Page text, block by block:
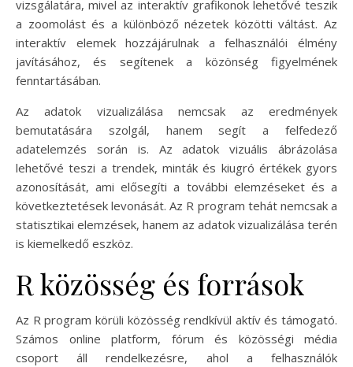
vizsgálatára, mivel az interaktív grafikonok lehetővé teszik
a zoomolást és a különböző nézetek közötti váltást. Az
interaktív elemek hozzájárulnak a felhasználói élmény
javításához, és segítenek a közönség figyelmének
fenntartásában.
Az adatok vizualizálása nemcsak az eredmények
bemutatására szolgál, hanem segít a felfedező
adatelemzés során is. Az adatok vizuális ábrázolása
lehetővé teszi a trendek, minták és kiugró értékek gyors
azonosítását, ami elősegíti a további elemzéseket és a
következtetések levonását. Az R program tehát nemcsak a
statisztikai elemzések, hanem az adatok vizualizálása terén
is kiemelkedő eszköz.
R közösség és források
Az R program körüli közösség rendkívül aktív és támogató.
Számos online platform, fórum és közösségi média
csoport áll rendelkezésre, ahol a felhasználók